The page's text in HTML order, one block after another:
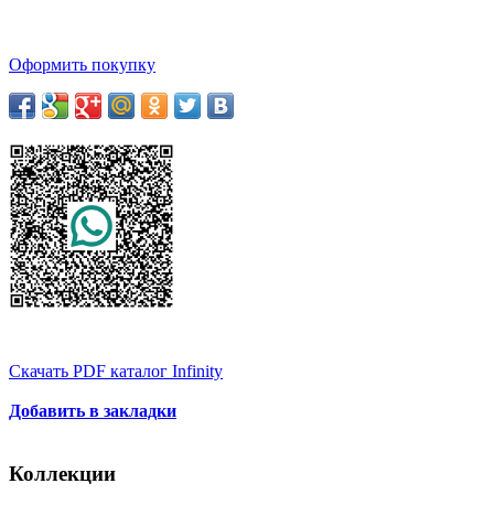
Оформить покупку
Скачать PDF каталог Infinity
Добавить в закладки
Коллекции